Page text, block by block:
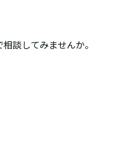
談してみませんか。